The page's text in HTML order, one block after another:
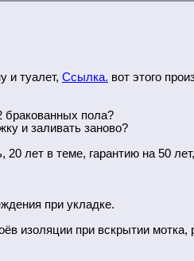
и туалет, Ссылка. вот этого
бракованных пола?
и заливать заново?
лет в теме, гарантию на 50
при укладке.
изоляции при вскрытии мотка,